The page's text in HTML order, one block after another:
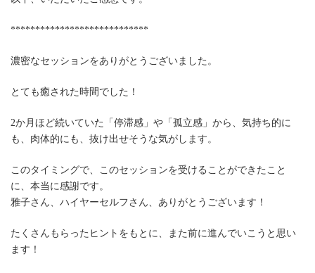
****************************
濃密なセッションをありがとうございました。
とても癒された時間でした！
2か月ほど続いていた「停滞感」や「孤立感」から、気持ち的に
も、肉体的にも、抜け出せそうな気がします。
このタイミングで、このセッションを受けることができたこと
に、本当に感謝です。
雅子さん、ハイヤーセルフさん、ありがとうございます！
たくさんもらったヒントをもとに、また前に進んでいこうと思い
ます！